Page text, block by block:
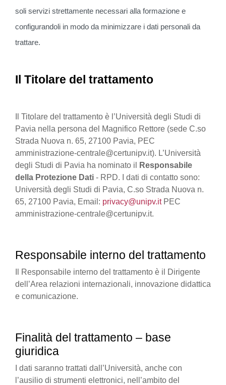
soli servizi strettamente necessari alla formazione e
configurandoli in modo da minimizzare i dati personali da
trattare.
Il Titolare del trattamento
Il Titolare del trattamento è l’Università degli Studi di
Pavia nella persona del Magnifico Rettore (sede C.so
Strada Nuova n. 65, 27100 Pavia, PEC
amministrazione-centrale@certunipv.it). L’Università
degli Studi di Pavia ha nominato il
Responsabile
della Protezione Dati - RPD. I dati di contatto sono:
Università degli Studi di Pavia, C.so Strada Nuova n.
65, 27100 Pavia, Email: privacy@unipv.itPEC
amministrazione-centrale@certunipv.it.
Responsabile interno del trattamento
Il Responsabile interno del trattamento è il Dirigente
dell’Area relazioni internazionali, innovazione didattica
e comunicazione.
Finalità del trattamento – base
giuridica
I dati saranno trattati dall’Università, anche con
l’ausilio di strumenti elettronici, nell’ambito del